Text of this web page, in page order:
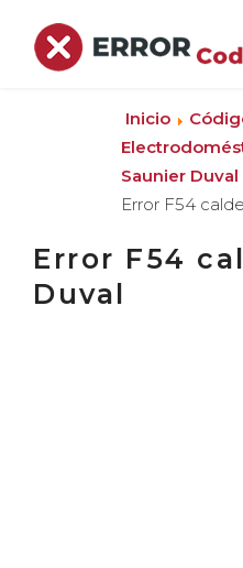
Inicio
Saunier Duval
Error F54
Error F54
Duval